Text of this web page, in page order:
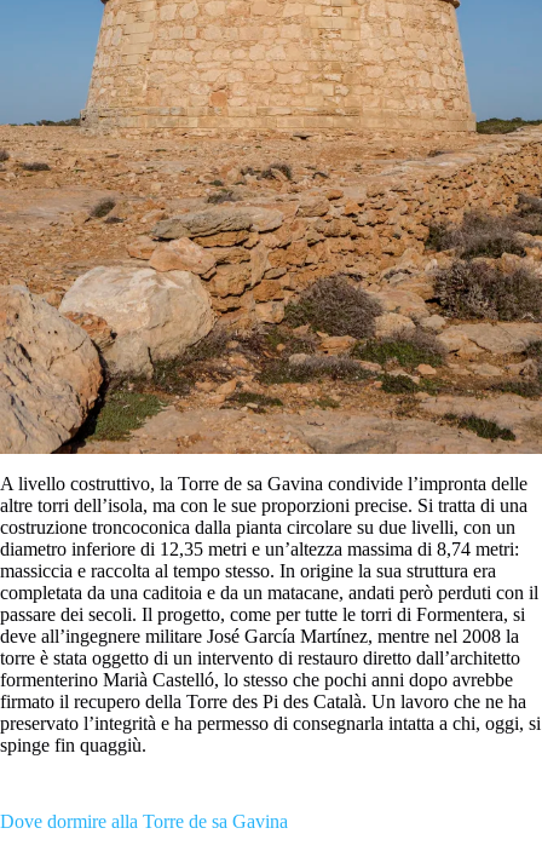
A livello costruttivo, la Torre de sa Gavina condivide l’impronta delle
altre torri dell’isola, ma con le sue proporzioni precise. Si tratta di una
costruzione troncoconica dalla pianta circolare su due livelli, con un
diametro inferiore di 12,35 metri e un’altezza massima di 8,74 metri:
massiccia e raccolta al tempo stesso. In origine la sua struttura era
completata da una caditoia e da un matacane, andati però perduti con il
passare dei secoli. Il progetto, come per tutte le torri di Formentera, si
deve all’ingegnere militare José García Martínez, mentre nel 2008 la
torre è stata oggetto di un intervento di restauro diretto dall’architetto
formenterino Marià Castelló, lo stesso che pochi anni dopo avrebbe
firmato il recupero della Torre des Pi des Català. Un lavoro che ne ha
preservato l’integrità e ha permesso di consegnarla intatta a chi, oggi, si
spinge fin quaggiù.
Dove dormire alla Torre de sa Gavina